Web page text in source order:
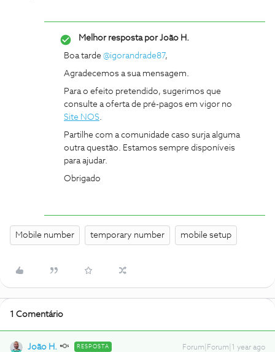
Melhor resposta porJoão H.
Boa tarde ​ @igorandrade87,
Agradecemos a sua mensagem.
Para o efeito pretendido, sugerimos que
consulte a oferta de pré-pagos em vigor no
Site NOS.
Partilhe com a comunidade caso surja alguma
outra questão. Estamos sempre disponíveis
para ajudar.
Obrigado
Mobile number temporary number mobile setup
1 Comentário
João H. RESPOSTA Forum|Forum|1 year ago